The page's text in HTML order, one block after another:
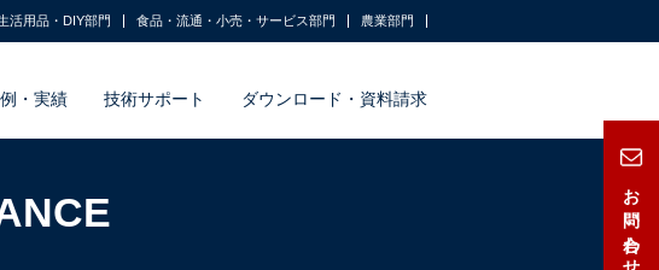
活用品・DIY部門 食品・流通・小売・サービス部門 農業部門
・実績 技術サポート ダウンロード・資料請求
お問い合わせ